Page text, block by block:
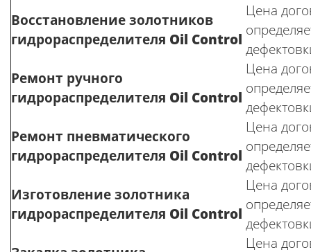
Восстановление золотников
гидрораспределителя Oil Control
Цена
Ремонт ручного
гидрораспределителя Oil Control
Цена
Ремонт пневматического
гидрораспределителя Oil Control
Цена
Изготовление золотника
гидрораспределителя Oil Control
Цена
Цена